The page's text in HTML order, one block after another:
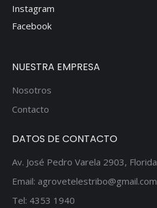
Instagram
Facebook
NUESTRA EMPRESA
Nosotros
Contacto
DATOS DE CONTACTO
Av. José Pedro Varela 2903, Florida
Email: agrovetelestribo@gmail.com
Tel: 4353 1940